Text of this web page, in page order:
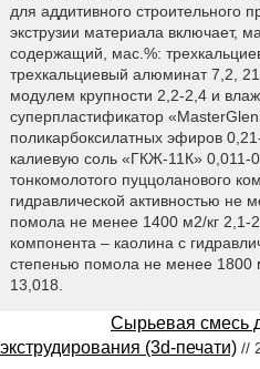
для аддитивного строительного
экструзии материала включает,
содержащий, мас.%:
трехкальциевый алюминат 7,2,
модулем крупности 2,2-2,4 и
суперпластификатор
поликарбоксилатных эфиров
калиевую соль «ГКЖ-11К» 0,011-
тонкомолотого пуццоланового
гидравлической активностью не
помола не менее 1400 м2/кг 2,1-
компонента – каолина с
степенью помола не менее 1800
13,018.
Сырьевая смесь
экструдирования (3d-печати) //